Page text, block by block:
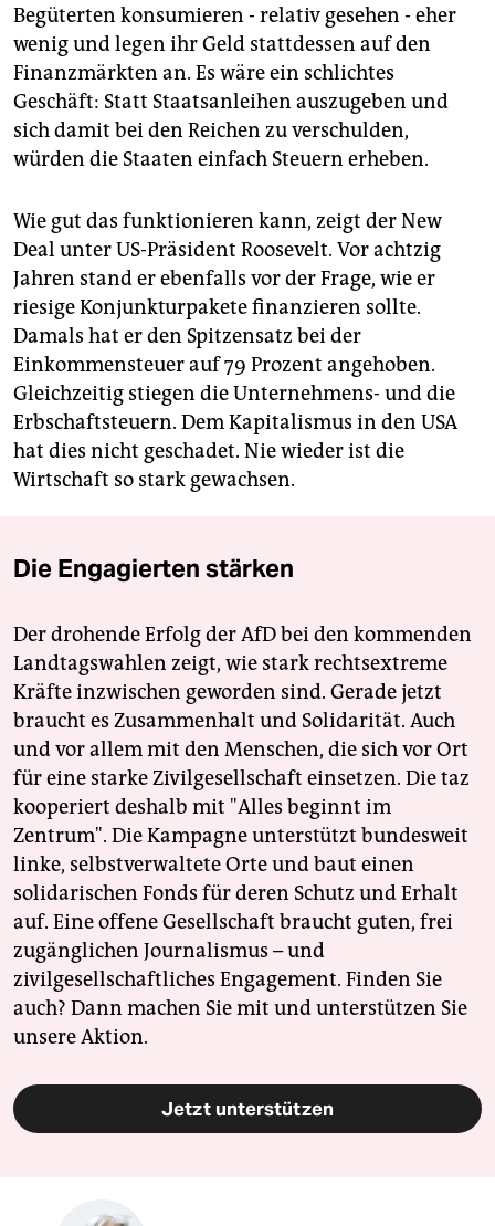
Begüterten konsumieren - relativ gesehen - eher
wenig und legen ihr Geld stattdessen auf den
Finanzmärkten an. Es wäre ein schlichtes
Geschäft: Statt Staatsanleihen auszugeben und
sich damit bei den Reichen zu verschulden,
würden die Staaten einfach Steuern erheben.
Wie gut das funktionieren kann, zeigt der New
Deal unter US-Präsident Roosevelt. Vor achtzig
Jahren stand er ebenfalls vor der Frage, wie er
riesige Konjunkturpakete finanzieren sollte.
Damals hat er den Spitzensatz bei der
Einkommensteuer auf 79 Prozent angehoben.
Gleichzeitig stiegen die Unternehmens- und die
Erbschaftsteuern. Dem Kapitalismus in den USA
hat dies nicht geschadet. Nie wieder ist die
Wirtschaft so stark gewachsen.
Die Engagierten stärken
Der drohende Erfolg der AfD bei den kommenden
Landtagswahlen zeigt, wie stark rechtsextreme
Kräfte inzwischen geworden sind. Gerade jetzt
braucht es Zusammenhalt und Solidarität. Auch
und vor allem mit den Menschen, die sich vor Ort
für eine starke Zivilgesellschaft einsetzen. Die taz
kooperiert deshalb mit "Alles beginnt im
Zentrum". Die Kampagne unterstützt bundesweit
linke, selbstverwaltete Orte und baut einen
solidarischen Fonds für deren Schutz und Erhalt
auf. Eine offene Gesellschaft braucht guten, frei
zugänglichen Journalismus – und
zivilgesellschaftliches Engagement. Finden Sie
auch? Dann machen Sie mit und unterstützen Sie
unsere Aktion.
Jetzt unterstützen